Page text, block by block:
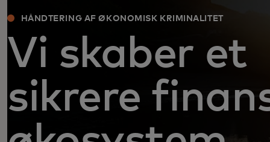
HÅNDTERING AF ØKONOMISK KRIMINALITET
Vi skaber et
sikrere